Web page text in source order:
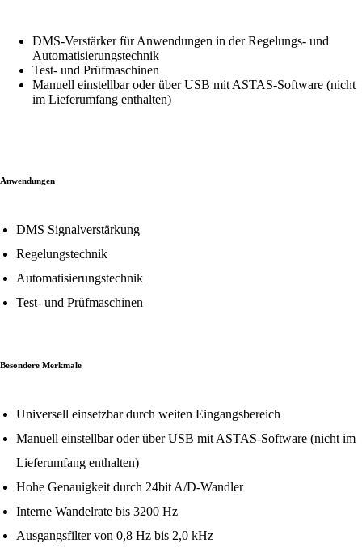
DMS-Verstärker für Anwendungen in der Regelungs- und
Automatisierungstechnik
Test- und Prüfmaschinen
Manuell einstellbar oder über USB mit ASTAS-Software (nicht
im Lieferumfang enthalten)
Anwendungen
DMS Signalverstärkung
Regelungstechnik
Automatisierungstechnik
Test- und Prüfmaschinen
Besondere Merkmale
Universell einsetzbar durch weiten Eingangsbereich
Manuell einstellbar oder über USB mit ASTAS-Software (nicht im
Lieferumfang enthalten)
Hohe Genauigkeit durch 24bit A/D-Wandler
Interne Wandelrate bis 3200 Hz
Ausgangsfilter von 0,8 Hz bis 2,0 kHz